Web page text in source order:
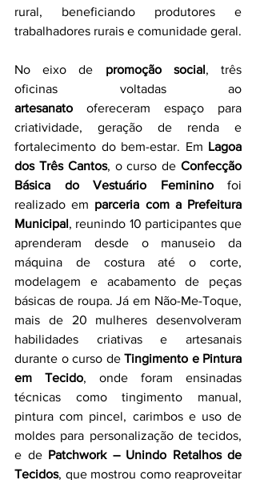
rural, beneficiando produtores e
trabalhadores rurais e comunidade geral.
No eixo de promoção social, três
artesanato ofereceram espaço para
criatividade, geração de renda e
fortalecimento do bem-estar. Em Lagoa
dos Três Cantos, o curso de Confecção
Básica do Vestuário Feminino foi
realizado em parceria com a Prefeitura
Municipal, reunindo 10 participantes que
aprenderam desde o manuseio da
máquina de costura até o corte,
modelagem e acabamento de peças
básicas de roupa. Já em Não-Me-Toque,
mais de 20 mulheres desenvolveram
habilidades criativas e artesanais
durante o curso de Tingimento e Pintura
em Tecido, onde foram ensinadas
técnicas como tingimento manual,
pintura com pincel, carimbos e uso de
moldes para personalização de tecidos,
e de Patchwork – Unindo Retalhos de
Tecidos, que mostrou como reaproveitar